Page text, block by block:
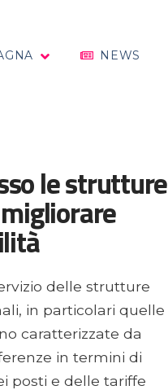
NEWS
le strutture
delle strutture
in particolari quelle
caratterizzate da
in termini di
posti e delle tariffe